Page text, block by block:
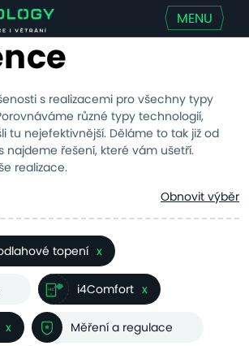
MENU
s realizacemi pro všechny typy
různé typy technologií,
tu nejefektivnější. Děláme to tak již od
najdeme řešení, které vám ušetří.
realizace.
Obnovit výběr
topení x
i4Comfort x
x Měření a regulace